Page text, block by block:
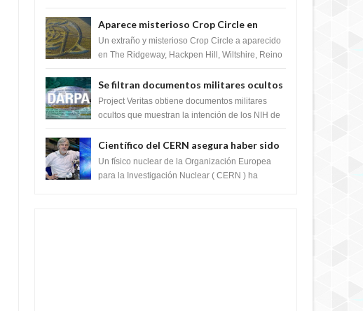
Aparece misterioso Crop Circle en
Reino Unido 23 de junio 2016
Un extraño y misterioso Crop Circle a aparecido
en The Ridgeway, Hackpen Hill, Wiltshire, Reino
Se filtran documentos militares ocultos
que muestran la intención de los NIH de
crear el SARS-CoV-2, utilizando la
Project Veritas obtiene documentos militares
ocultos que muestran la intención de los NIH de
Científico del CERN asegura haber sido
ayudado por seres de luz durante una
prueba del Colisionador de Hadrones
Un físico nuclear de la Organización Europea
para la Investigación Nuclear ( CERN ) ha